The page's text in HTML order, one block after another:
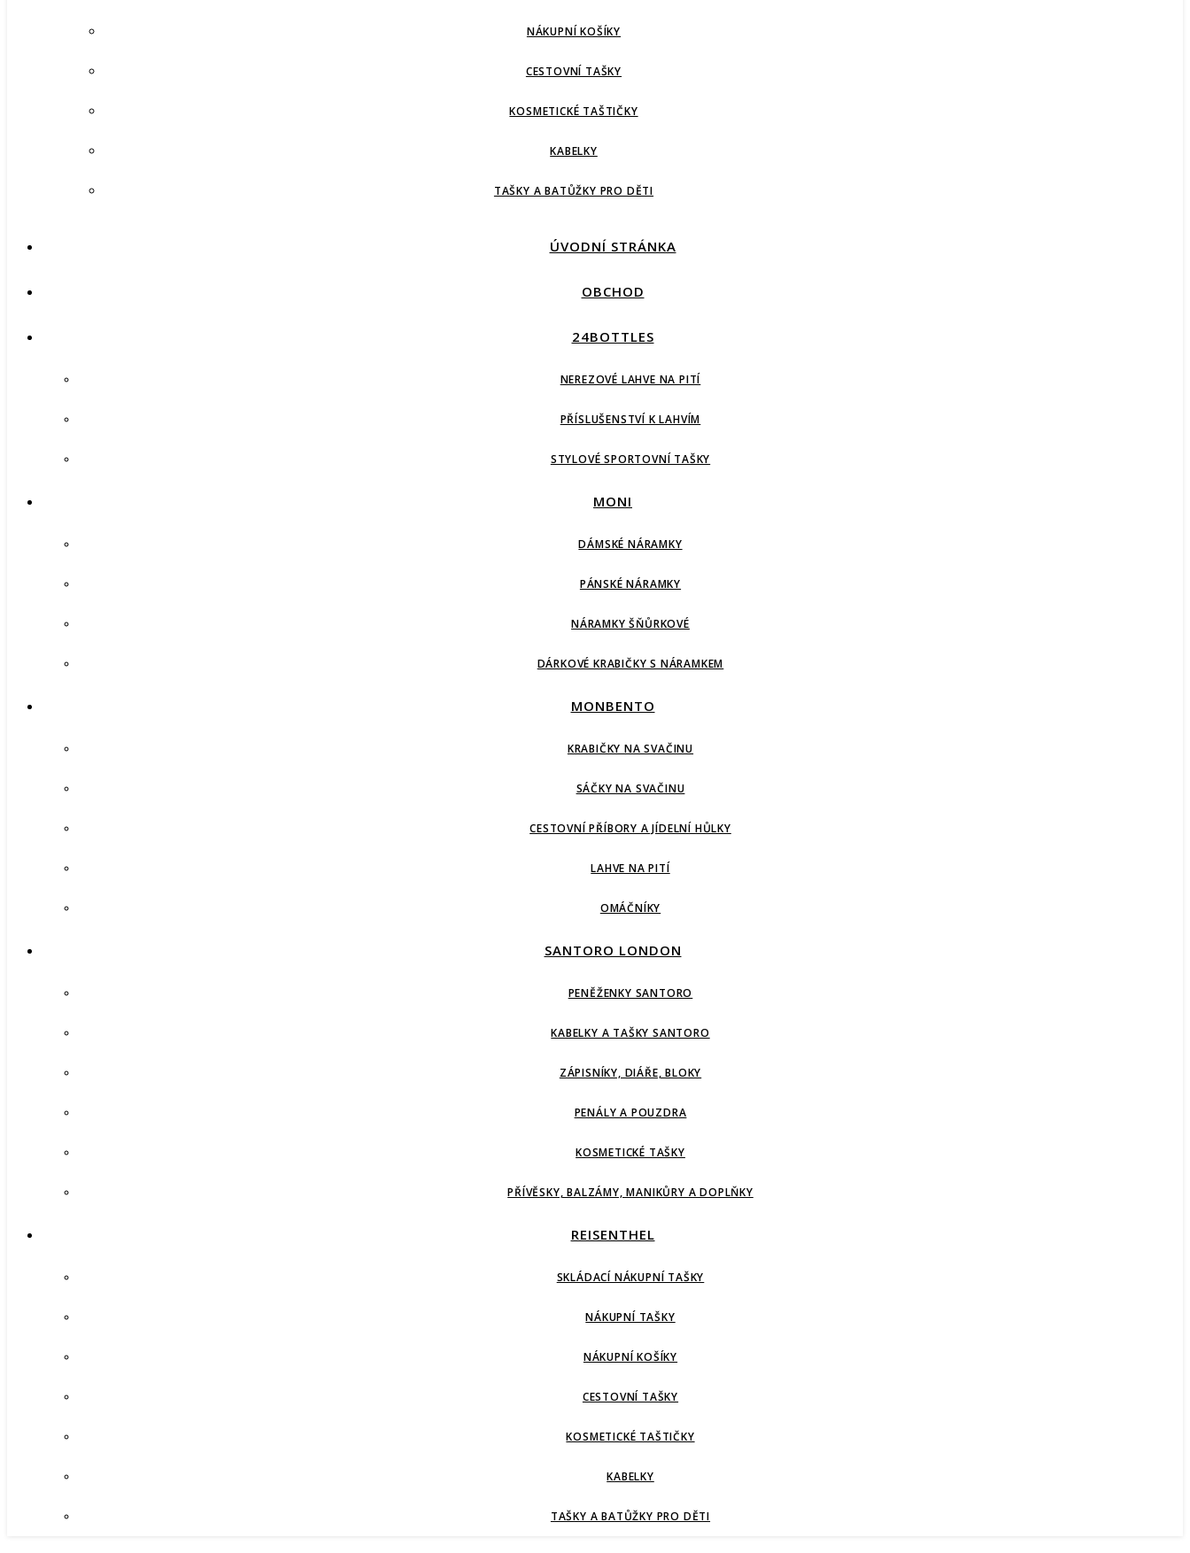
NÁKUPNÍ KOŠÍKY
CESTOVNÍ TAŠKY
KOSMETICKÉ TAŠTIČKY
KABELKY
TAŠKY A BATŮŽKY PRO DĚTI
ÚVODNÍ STRÁNKA
OBCHOD
24BOTTLES
NEREZOVÉ LAHVE NA PITÍ
PŘÍSLUŠENSTVÍ K LAHVÍM
STYLOVÉ SPORTOVNÍ TAŠKY
MONI
DÁMSKÉ NÁRAMKY
PÁNSKÉ NÁRAMKY
NÁRAMKY ŠŇŮRKOVÉ
DÁRKOVÉ KRABIČKY S NÁRAMKEM
MONBENTO
KRABIČKY NA SVAČINU
SÁČKY NA SVAČINU
CESTOVNÍ PŘÍBORY A JÍDELNÍ HŮLKY
LAHVE NA PITÍ
OMÁČNÍKY
SANTORO LONDON
PENĚŽENKY SANTORO
KABELKY A TAŠKY SANTORO
ZÁPISNÍKY, DIÁŘE, BLOKY
PENÁLY A POUZDRA
KOSMETICKÉ TAŠKY
PŘÍVĚSKY, BALZÁMY, MANIKŮRY A DOPLŇKY
REISENTHEL
SKLÁDACÍ NÁKUPNÍ TAŠKY
NÁKUPNÍ TAŠKY
NÁKUPNÍ KOŠÍKY
CESTOVNÍ TAŠKY
KOSMETICKÉ TAŠTIČKY
KABELKY
TAŠKY A BATŮŽKY PRO DĚTI